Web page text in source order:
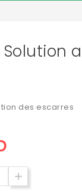
des escarres